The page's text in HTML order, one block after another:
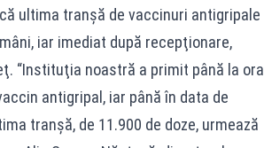
ultima tranşă de vaccinuri antigripale
iar imediat după recepţionare,
“Instituţia noastră a primit până la ora
antigripal, iar până în data de
tranşă, de 11.900 de doze, urmează